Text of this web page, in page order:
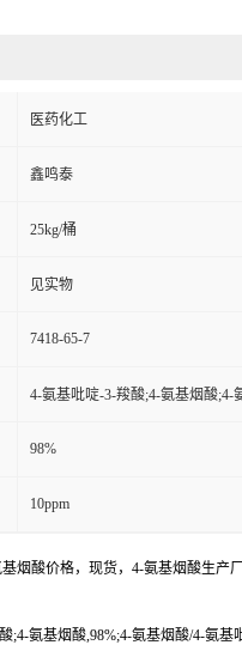
医药化工
鑫鸣泰
25kg/桶
见实物
7418-65-7
4-氨基吡啶-3-羧酸;4-氨基烟酸;4-
98%
10ppm
烟酸价格，现货，4-氨基烟酸生产
;4-氨基烟酸,98%;4-氨基烟酸/4-氨